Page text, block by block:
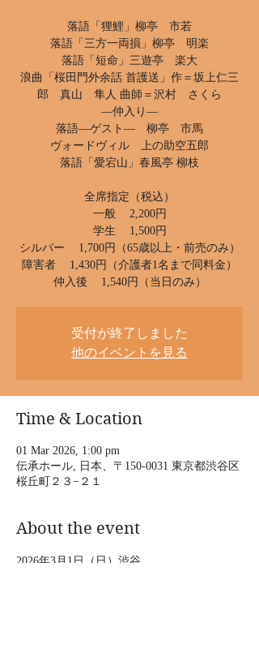
落語「狸鯉」柳亭 市若
落語「三方一両損」柳亭 明楽
落語「短命」三遊亭 楽大
浪曲「桜田門外余話 首護送」作＝坂上仁三
郎 真山 隼人 曲師＝沢村 さくら
―仲入り―
落語―ゲスト― 柳亭 市馬
ヴォードヴィル 上の助空五郎
落語「愛宕山」春風亭 柳枝
全席指定（税込）
一般 2,200円
学生 1,500円
シルバー 1,700円（65歳以上・前売のみ）
障害者 1,430円（介護者1名まで同料金）
仲入後 1,540円（当日のみ）
受付が終了しました
他のイベントを見る
Time & Location
01 Mar 2026, 1:00 pm
伝承ホール, 日本、〒150-0031 東京都渋谷区
桜丘町２３−２１
About the event
2026年3月1日（日）渋谷